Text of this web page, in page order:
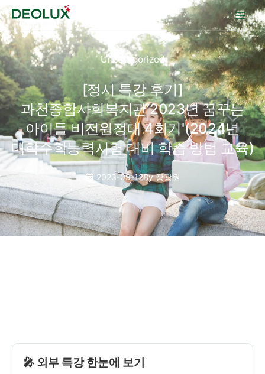
콘텐츠로
건너뛰기
Uncategorized
[정시 특강 후기]
과천종합사회복지관’2023년 꿈꾸는
아이들 비전원정대 4회기'(2024년
대학수학능력시험 대비 학습 방법 교육)
2023-09-12By장광원
🎤 외부 특강 한눈에 보기